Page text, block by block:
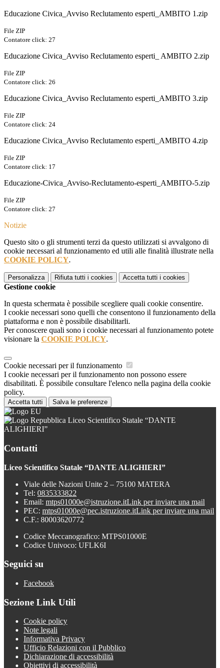
Educazione Civica_Avviso Reclutamento esperti_AMBITO 1.zip
File ZIP
Contatore click: 27
Educazione Civica_Avviso Reclutamento esperti_ AMBITO 2.zip
File ZIP
Contatore click: 26
Educazione Civica_Avviso Reclutamento esperti_AMBITO 3.zip
File ZIP
Contatore click: 24
Educazione Civica_Avviso Reclutamento esperti_AMBITO 4.zip
File ZIP
Contatore click: 17
Educazione-Civica_Avviso-Reclutamento-esperti_AMBITO-5.zip
File ZIP
Contatore click: 27
Notizie
Questo sito o gli strumenti terzi da questo utilizzati si avvalgono di
cookie necessari al funzionamento ed utili alle finalità illustrate nella
COOKIE POLICY.
Personalizza Rifiuta tutti i cookies Accetta tutti i cookies
Gestione cookie
In questa schermata è possibile scegliere quali cookie consentire.
I cookie necessari sono quelli che consentono il funzionamento della
piattaforma e non è possibile disabilitarli.
Per conoscere quali sono i cookie necessari al funzionamento potete
visionare la COOKIE POLICY.
Cookie necessari per il funzionamento
I cookie necessari per il funzionamento non possono essere
disabilitati. È possibile consultare l'elenco nella pagina della cookie
policy.
Accetta tutti Salva le preferenze
Liceo Scientifico Statale “DANTE
ALIGHIERI”
Contatti
Liceo Scientifico Statale “DANTE ALIGHIERI”
Viale delle Nazioni Unite 2 – 75100 MATERA
Tel: 0835333822
Email: mtps01000e@istruzione.itLink per inviare una mail
PEC: mtps01000e@pec.istruzione.itLink per inviare una mail
C.F.: 80003620772
Codice Meccanografico: MTPS01000E
Codice Univoco: UFLK6I
Seguici su
Facebook
Sezione Link Utili
Cookie policy
Note legali
Informativa Privacy
Ufficio Relazioni con il Pubblico
Dichiarazione di accessibilità
Obiettivi di accessibilità